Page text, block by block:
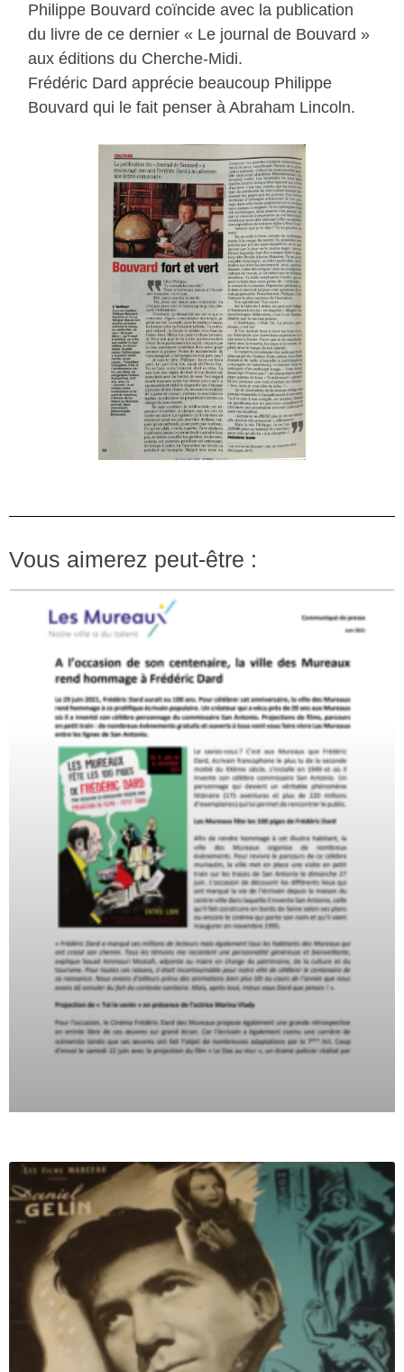
Philippe Bouvard coïncide avec la publication
du livre de ce dernier « Le journal de Bouvard »
aux éditions du Cherche-Midi.
Frédéric Dard apprécie beaucoup Philippe
Bouvard qui le fait penser à Abraham Lincoln.
Vous aimerez peut-être :